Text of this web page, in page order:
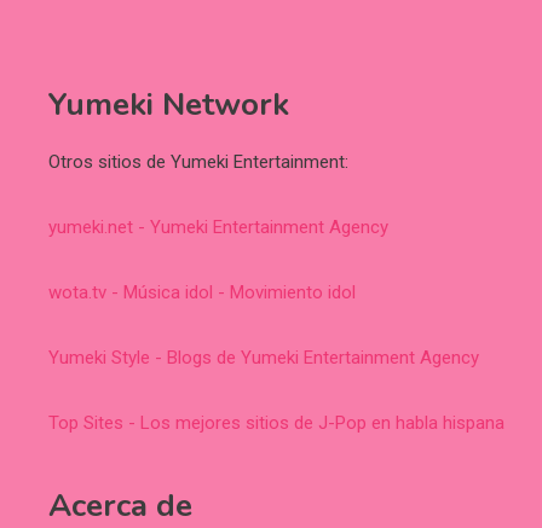
Yumeki Network
Otros sitios de Yumeki Entertainment:
yumeki.net - Yumeki Entertainment Agency
wota.tv - Música idol - Movimiento idol
Yumeki Style - Blogs de Yumeki Entertainment Agency
Top Sites - Los mejores sitios de J-Pop en habla hispana
Acerca de